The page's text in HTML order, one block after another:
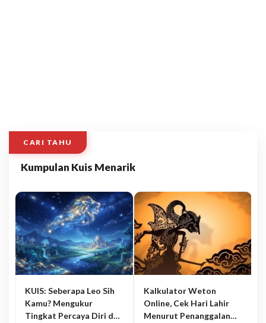
CARI TAHU
Kumpulan Kuis Menarik
KUIS: Seberapa Leo Sih
Kamu? Mengukur
Tingkat Percaya Diri dan
Kalkulator Weton
Online, Cek Hari Lahir
Menurut Penanggalan